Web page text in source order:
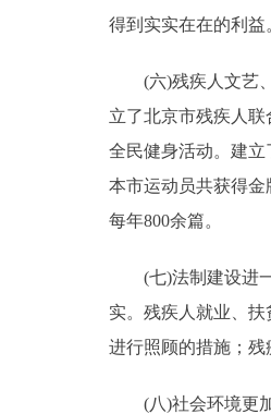
得到实实在在的利益
(六)残疾人文艺、
立了北京市残疾人
全民健身活动。建
本市运动员共获得金
每年800余篇。
(七)法制建设进一
实。残疾人就业、
进行照顾的措施；
(八)社会环境更加